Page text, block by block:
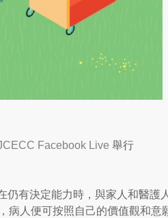
Facebook Live 舉行
有決定能力時，與家人和醫護
病人便可按照自己的價值觀和意